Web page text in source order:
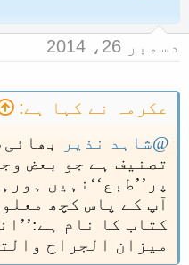
ک
ا
غ
ز
ک
ر
ن
ے
آ
ز
دسمبر 26، 2014
عکرمہ نے کہا ہے:
@شاہد نذیر
تصنیف ہے جو بعض
پر’’طبع‘‘نہیں
آپ کے پاس کچھ
کتاب کا نام
میزان الجراح